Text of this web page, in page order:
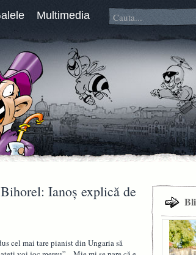
Multimedia
Ianoș explică de
cel mai tare pianist din Ungaria să